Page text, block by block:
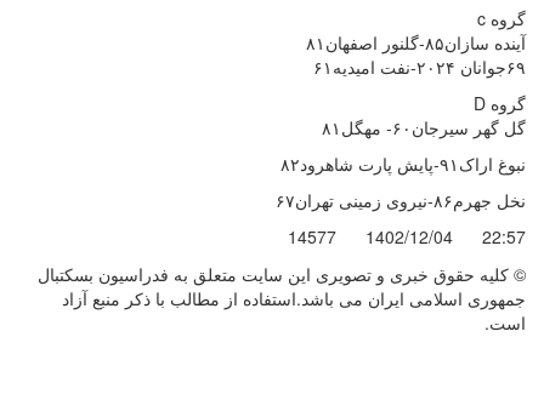
گروه c
آینده سازان۸۵-گلنور اصفهان۸۱
۶۹جوانان ۲۰۲۴-نفت امیدیه۶۱
گروه D
گل گهر سیرجان۶۰- مهگل۸۱
نبوغ اراک۹۱-پایش پارت شاهرود۸۲
نخل جهرم۸۶-نیروی زمینی تهران۶۷
22:57
1402/12/04
14577
© کليه حقوق خبری و تصويری اين سايت متعلق به فدراسیون بسکتبال
جمهوری اسلامی ایران می باشد.استفاده از مطالب با ذكر منبع آزاد
است.